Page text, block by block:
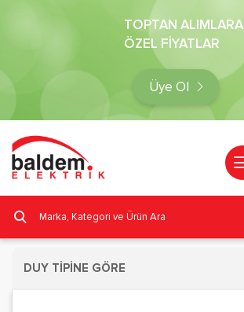
TOPTAN ALIMLARA
ÖZEL FİYATLAR
Üye Ol
DUY TİPİNE GÖRE